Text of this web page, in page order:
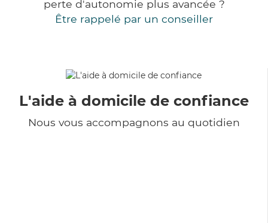
perte d'autonomie plus avancée ?
Être rappelé par un conseiller
L'aide à domicile de confiance
Nous vous accompagnons au quotidien